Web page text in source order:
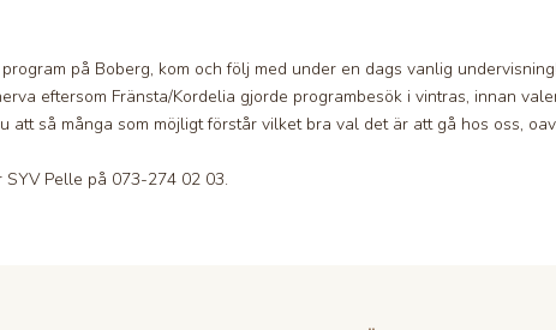
på Boberg, kom och följ med under en dags vanlig
eftersom Fränsta/Kordelia gjorde programbesök i vintras, innan
att så många som möjligt förstår vilket bra val det är att gå hos oss,
Pelle på 073-274 02 03.